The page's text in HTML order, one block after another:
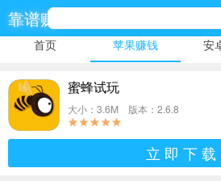
靠谱赚
首页 苹果赚钱 安
蜜蜂试玩
大小：3.6M 版本：2.6.8
立 即 下 载